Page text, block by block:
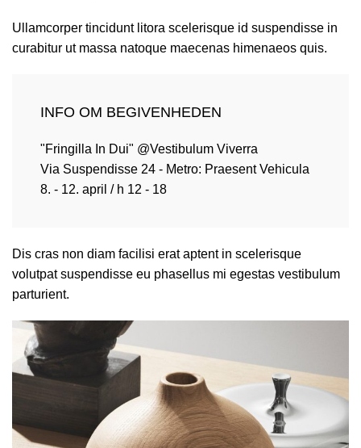
Ullamcorper tincidunt litora scelerisque id suspendisse in
curabitur ut massa natoque maecenas himenaeos quis.
INFO OM BEGIVENHEDEN
"Fringilla In Dui" @Vestibulum Viverra
Via Suspendisse 24 - Metro: Praesent Vehicula
8. - 12. april / h 12 - 18
Dis cras non diam facilisi erat aptent in scelerisque
volutpat suspendisse eu phasellus mi egestas vestibulum
parturient.